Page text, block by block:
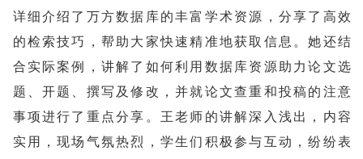
详细介绍了万方数据库的丰富学术资源，分享了高效
的检索技巧，帮助大家快速精准地获取信息。她还结
合实际案例，讲解了如何利用数据库资源助力论文选
题、开题、撰写及修改，并就论文查重和投稿的注意
事项进行了重点分享。王老师的讲解深入浅出，内容
实用，现场气氛热烈，学生们积极参与互动，纷纷表